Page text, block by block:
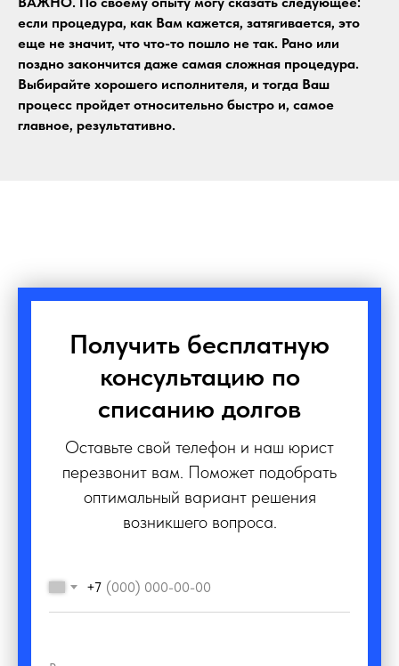
если процедура, как Вам кажется, затягивается, это
еще не значит, что что-то пошло не так. Рано или
поздно закончится даже самая сложная процедура.
Выбирайте хорошего исполнителя, и тогда Ваш
процесс пройдет относительно быстро и, самое
главное, результативно.
Получить бесплатную
консультацию по
списанию долгов
Оставьте свой телефон и наш юрист
перезвонит вам. Поможет подобрать
оптимальный вариант решения
возникшего вопроса.
+7